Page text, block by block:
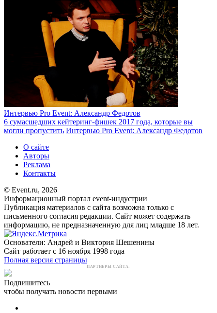
Интервью Pro Event: Александр Федотов
6 сумасшедших кейтеринг-фишек 2017 года, которые вы
могли пропустить Интервью Pro Event: Александр Федотов
О сайте
Авторы
Реклама
Контакты
© Event.ru, 2026
Информационный портал event-индустрии
Публикация материалов с сайта возможна только с
письменного согласия редакции. Сайт может содержать
информацию, не предназначенную для лиц младше 18 лет.
Основатели: Андрей и Виктория Шешенины
Сайт работает с 16 ноября 1998 года
Полная версия страницы
ПАРТНЕРЫ САЙТА:
Подпишитесь
чтобы получать новости первыми